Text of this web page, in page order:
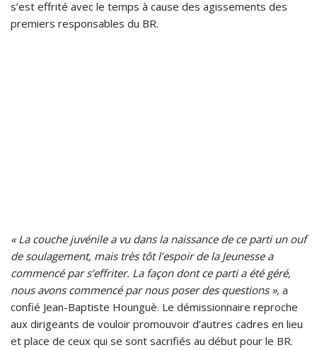
s’est effrité avec le temps à cause des agissements des
premiers responsables du BR.
« La couche juvénile a vu dans la naissance de ce parti un ouf
de soulagement, mais très tôt l’espoir de la Jeunesse a
commencé par s’effriter. La façon dont ce parti a été géré,
nous avons commencé par nous poser des questions », a
confié Jean-Baptiste Hounguè. Le démissionnaire reproche
aux dirigeants de vouloir promouvoir d’autres cadres en lieu
et place de ceux qui se sont sacrifiés au début pour le BR.